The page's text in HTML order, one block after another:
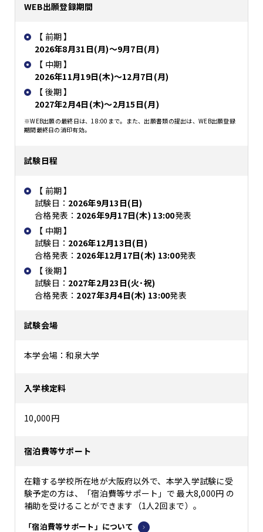
WEB出願登録期間
【 前期 】
2026年8月31日(月)～9月7日(月)
【 中期 】
2026年11月19日(木)～12月7日(月)
【 後期 】
2027年2月4日(木)～2月15日(月)
※WEB出願の最終日は、18:00まで。また、出願書類の提出は、WEB出願登録
期間最終日の消印有効。
試験日程
【 前期 】
試験日： 2026年9月13日(日)
合格発表： 2026年9月17日(木) 13:00発表
【 中期 】
試験日： 2026年12月13日(日)
合格発表： 2026年12月17日(木) 13:00発表
【 後期 】
試験日： 2027年2月23日(火･祝)
合格発表： 2027年3月4日(木) 13:00発表
試験会場
本学会場：和泉大学
入学検定料
10,000円
宿泊費等サポート
在籍する学校所在地が大阪府以外で、本学入学試験に受
験予定の方は、「宿泊費等サポート」で 最大8,000円 の
補助を受けることができます（1人2回まで）。
「宿泊費等サポート」について